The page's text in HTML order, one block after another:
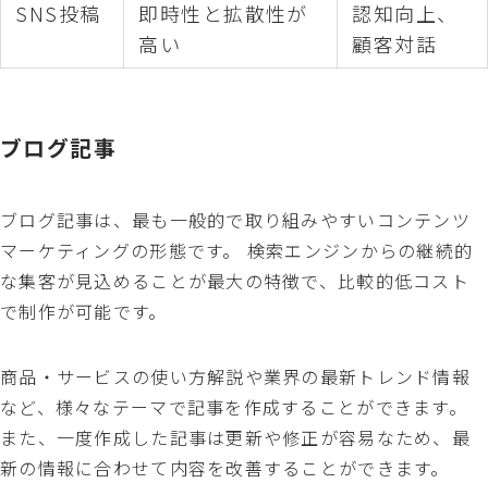
SNS投稿
即時性と拡散性が
高い
認知向上、
顧客対話
ブログ記事
ブログ記事は、最も一般的で取り組みやすいコンテンツ
マーケティングの形態です。 検索エンジンからの継続的
な集客が見込めることが最大の特徴で、比較的低コスト
で制作が可能です。
商品・サービスの使い方解説や業界の最新トレンド情報
など、様々なテーマで記事を作成することができます。
また、一度作成した記事は更新や修正が容易なため、最
新の情報に合わせて内容を改善することができます。